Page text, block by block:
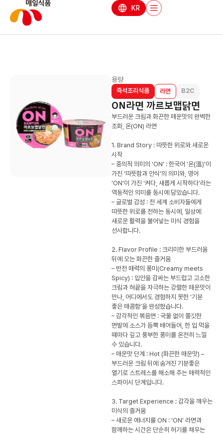
KR
즉석조리식품 라면 B2C
ON라면 까르보맵닭면
부드러운 크림과 화끈한 매운맛의 완벽한
조화, 온(ON) 라면
1. Brand Story : 따뜻한 위로와 새로운
시작
– 중의적 의미의 ‘ON’ : 한국어 ‘온(溫)’이
가진 ‘따뜻함과 안식’의 의미와, 영어
‘ON’이 가진 ‘켜다, 새롭게 시작하다’라는
역동적인 의미를 동시에 담았습니다.
– 글로벌 감성 : 전 세계 소비자들에게
따뜻한 위로를 전하는 동시에, 일상에
새로운 활력을 불어넣는 미식 경험을
선사합니다.
2. Flavor Profile : 크리미한 부드러움
뒤에 오는 화끈한 즐거움
– 반전 매력의 풍미(Creamy meets
Spicy) : 입안을 감싸는 부드럽고 고소한
크림과 혀끝을 자극하는 강렬한 매운맛이
만나, 어디에서도 경험하지 못한 ‘기분
좋은 매콤함’을 완성했습니다.
– 감각적인 볶음면 : 국물 없이 쫄깃한
면발에 소스가 듬뿍 배어들어, 한 입 먹을
때마다 깊고 풍부한 풍미를 온전히 느낄
수 있습니다.
– 매운맛 단계 : Hot (화끈한 매운맛) –
부드러운 크림 뒤에 숨겨진 기분좋은
열기로 스트레스를 해소해 주는 매력적인
스파이시 단계입니다.
3. Target Experience : 감각을 깨우는
미식의 즐거움
– 새로운 에너지를 ON : ‘ON’ 라면과
함께하는 시간은 단순히 허기를 채우는
용량